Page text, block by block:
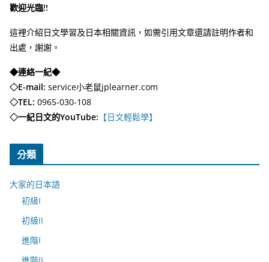
歡迎光臨!!
這裡介紹日文學習及日本相關資訊，如需引用文章還請註明作者和
出處，謝謝。
◆連絡一紀◆
◇E-mail: service小老鼠jplearner.com
◇TEL: 0965-030-108
◇一紀日文的YouTube: 【日文輕鬆學】
分類
大家的日本語
初級I
初級II
進階I